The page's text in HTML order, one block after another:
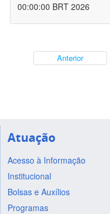
00:00:00 BRT 2026
Anterior
Atuação
Acesso à Informação
Institucional
Bolsas e Auxílios
Programas